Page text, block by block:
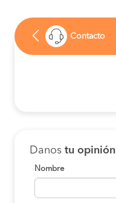
Contacto
Danos tu opinión
Nombre